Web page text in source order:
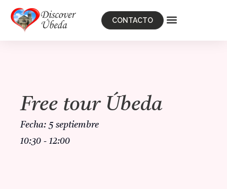
CONTACTO
Free tour Úbeda
5 septiembre
10:30 - 12:00